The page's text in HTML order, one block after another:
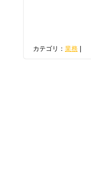
カテゴリ： 業務